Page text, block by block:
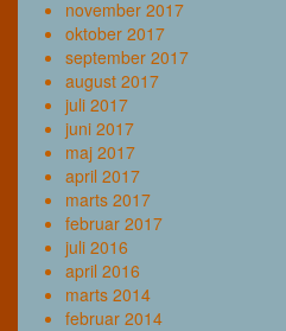
november 2017
oktober 2017
september 2017
august 2017
juli 2017
juni 2017
maj 2017
april 2017
marts 2017
februar 2017
juli 2016
april 2016
marts 2014
februar 2014